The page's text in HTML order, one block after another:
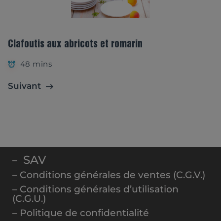
Clafoutis aux abricots et romarin
48 mins
Suivant
– SAV
– Conditions générales de ventes (C.G.V.)
– Conditions générales d’utilisation
(C.G.U.)
– Politique de confidentialité